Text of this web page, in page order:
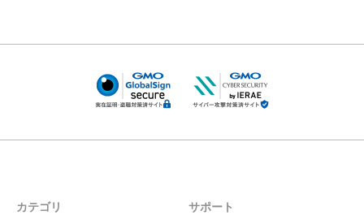
カテゴリ サポート